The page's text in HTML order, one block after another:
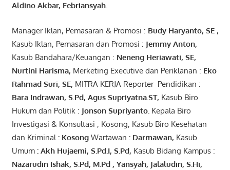
Aldino Akbar, Febriansyah.
Manager Iklan, Pemasaran & Promosi : Budy Haryanto, SE,
Kasub Iklan, Pemasaran dan Promosi : Jemmy Anton,
Kasub Bandahara/Keuangan : Neneng Heriawati, SE,
Nurtini Harisma, Merketing Executive dan Periklanan : Eko
Rahmad Suri, SE, MITRA KERJA Reporter Pendidikan :
Bara Indrawan, S.Pd, Agus Supriyatna.ST, Kasub Biro
Hukum dan Politik : Jonson Supriyanto. Kepala Biro
Investigasi & Konsultasi , Kosong, Kasub Biro Kesehatan
dan Kriminal : KosongWartawan : Darmawan, Kasub
Umum : Akh Hujaemi, S.Pd.I, S.Pd, Kasub Bidang Kampus :
Nazarudin Ishak, S.Pd, M.Pd, Yansyah, Jalaludin, S.Hi,